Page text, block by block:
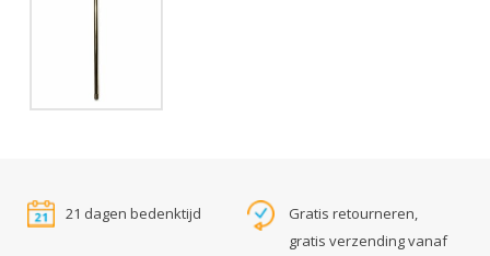
21 dagen bedenktijd
Gratis retourneren,
gratis verzending vanaf